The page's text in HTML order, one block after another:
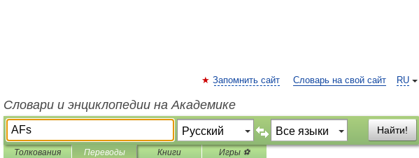
RU
Запомнить сайт Словарь на свой сайт
Словари и энциклопедии на Академике
Найти!
Толкования Переводы Книги Игры ⚽